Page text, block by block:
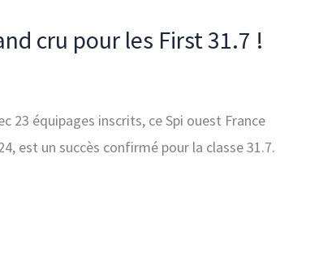
cru pour les First 31.7 !
23 équipages inscrits, ce Spi ouest France
est un succès confirmé pour la classe 31.7.